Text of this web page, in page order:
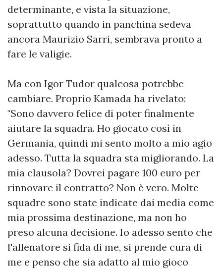
determinante, e vista la situazione,
soprattutto quando in panchina sedeva
ancora Maurizio Sarri, sembrava pronto a
fare le valigie.
Ma con Igor Tudor qualcosa potrebbe
cambiare. Proprio Kamada ha rivelato:
"Sono davvero felice di poter finalmente
aiutare la squadra. Ho giocato così in
Germania, quindi mi sento molto a mio agio
adesso. Tutta la squadra sta migliorando. La
mia clausola? Dovrei pagare 100 euro per
rinnovare il contratto? Non è vero. Molte
squadre sono state indicate dai media come
mia prossima destinazione, ma non ho
preso alcuna decisione. Io adesso sento che
l'allenatore si fida di me, si prende cura di
me e penso che sia adatto al mio gioco